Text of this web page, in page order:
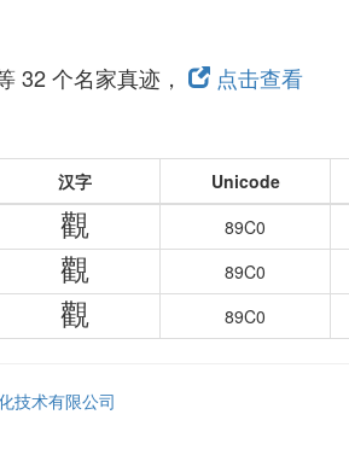
32 个名家真迹， 点击查看
汉字
Unicode
觀
89C0
觀
89C0
觀 89C0
技术有限公司